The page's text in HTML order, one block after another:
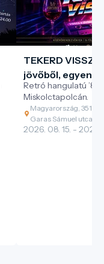
TEKERD
jövőből,
évekbe
Retró hangulatú
Miskolctapolcán.
Magyarország, 3519
Garas Sámuel utca
2026. 08. 15. - 2026.